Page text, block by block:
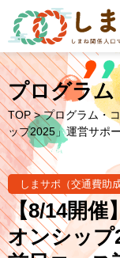
プログラム
TOP >プログラム・
ップ2025」運営サポ
しまサポ（交通費助
【8/14開催
オンシップ